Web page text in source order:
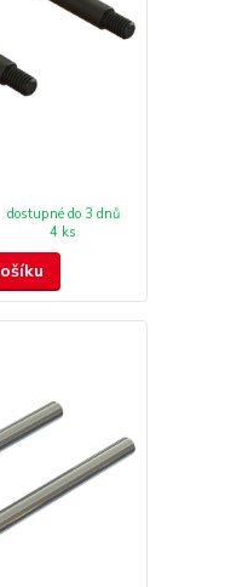
dostupné do 3 dnů
4 ks